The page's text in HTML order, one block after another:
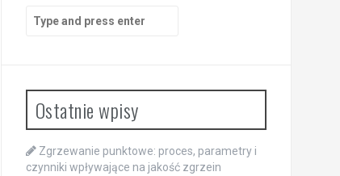
for:
Ostatnie wpisy
Zgrzewanie punktowe: proces, parametry i
czynniki wpływające na jakość zgrzein